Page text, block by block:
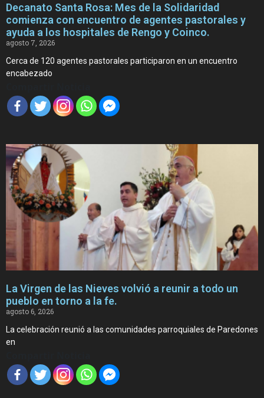
Decanato Santa Rosa: Mes de la Solidaridad
comienza con encuentro de agentes pastorales y
ayuda a los hospitales de Rengo y Coinco.
agosto 7, 2026
Cerca de 120 agentes pastorales participaron en un encuentro
encabezado
La Virgen de las Nieves volvió a reunir a todo un
pueblo en torno a la fe.
agosto 6, 2026
La celebración reunió a las comunidades parroquiales de Paredones
en